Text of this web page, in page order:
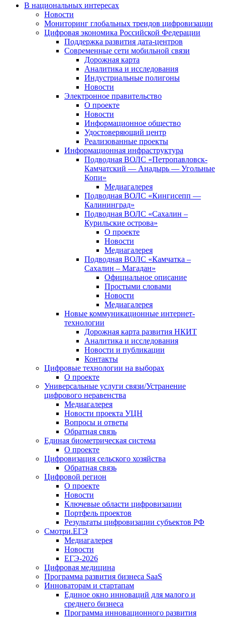
В национальных интересах
Новости
Мониторинг глобальных трендов цифровизации
Цифровая экономика Российской Федерации
Поддержка развития дата-центров
Современные сети мобильной связи
Дорожная карта
Аналитика и исследования
Индустриальные полигоны
Новости
Электронное правительство
О проекте
Новости
Информационное общество
Удостоверяющий центр
Реализованные проекты
Информационная инфраструктура
Подводная ВОЛС «Петропавловск-
Камчатский — Анадырь — Угольные
Копи»
Медиагалерея
Подводная ВОЛС «Кингисепп —
Калининград»
Подводная ВОЛС «Сахалин –
Курильские острова»
О проекте
Новости
Медиагалерея
Подводная ВОЛС «Камчатка –
Сахалин – Магадан»
Официальное описание
Простыми словами
Новости
Медиагалерея
Новые коммуникационные интернет-
технологии
Дорожная карта развития НКИТ
Аналитика и исследования
Новости и публикации
Контакты
Цифровые технологии на выборах
О проекте
Универсальные услуги связи/Устранение
цифрового неравенства
Медиагалерея
Новости проекта УЦН
Вопросы и ответы
Обратная связь
Единая биометрическая система
О проекте
Цифровизация сельского хозяйства
Обратная связь
Цифровой регион
О проекте
Новости
Ключевые области цифровизации
Портфель проектов
Результаты цифровизации субъектов РФ
Смотри.ЕГЭ
Медиагалерея
Новости
ЕГЭ-2026
Цифровая медицина
Программа развития бизнеса SaaS
Инноваторам и стартапам
Единое окно инноваций для малого и
среднего бизнеса
Программа инновационного развития